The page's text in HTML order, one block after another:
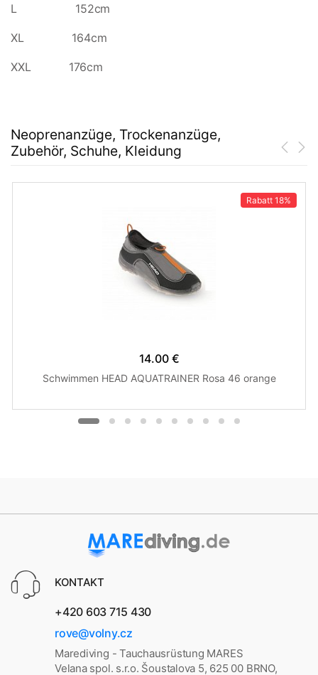
L 152cm
XL 164cm
XXL 176cm
Neoprenanzüge, Trockenanzüge,
Zubehör, Schuhe, Kleidung
Rabatt 18%
14.00 €
Schwimmen HEAD AQUATRAINER Rosa 46 orange
KONTAKT
+420 603 715 430
rove@volny.cz
Marediving - Tauchausrüstung MARES
Velana spol. s.r.o. Šoustalova 5, 625 00 BRNO,